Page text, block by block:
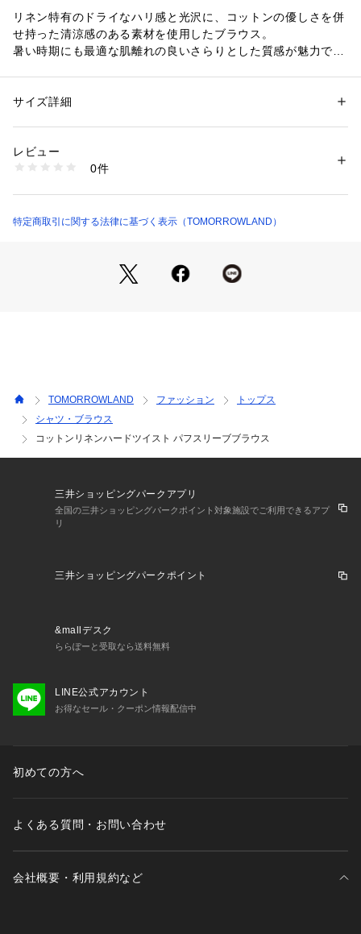
リネン特有のドライなハリ感と光沢に、コットンの優しさを併
せ持った清涼感のある素材を使用したブラウス。
暑い時期にも最適な肌離れの良いさらりとした質感が魅力で
ーブのコントラストがポイントの一着。
コンパクトな着丈でワイドパンツやフレアスカートなどボリュ
ームのあるボトムスとも好相性。
性別：レディース
素材：コットン62％　麻38％
洗濯：手洗い、漂白不可、タンブル乾燥不可、自然乾燥、アイロン仕上げ
可、ドライ可、ウエットクリーニング可
商品番号：1095000005674 （モール）
サイズ詳細
レビュー
0件
特定商取引に関する法律に基づく表示（TOMORROWLAND）
TOMORROWLAND ファッション
トップス
シャツ・ブラウス
コットンリネンハードツイスト パフスリーブブラウス
三井ショッピングパークアプリ
全国の三井ショッピングパークポイント対象施設でご利用できるアプ
リ
三井ショッピングパークポイント
&mallデスク
ららぽーと受取なら送料無料
LINE公式アカウント
お得なセール・クーポン情報配信中
初めての方へ
よくある質問・お問い合わせ
会社概要・利用規約など